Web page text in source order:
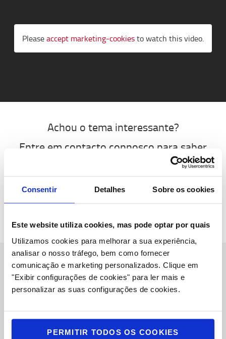
Consentir Detalhes Sobre os cookies
Este website utiliza cookies, mas pode optar por quais
Utilizamos cookies para melhorar a sua experiência,
analisar o nosso tráfego, bem como fornecer
comunicação e marketing personalizados. Clique em
"Exibir configurações de cookies" para ler mais e
personalizar as suas configurações de cookies.
PERMITIR TODOS OS COOKIES
Pleaseaccept marketing-cookiesto watch this video.
Achou o tema interessante?
Entre em contacto connosco para saber
mais ou explore a nossa biblioteca de
conteúdos.
Sobre Nós
Oportunidades de Emprego